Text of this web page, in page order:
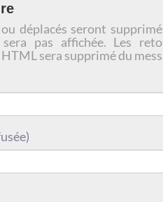
déplacés seront
pas affichée. Les
sera supprimé du